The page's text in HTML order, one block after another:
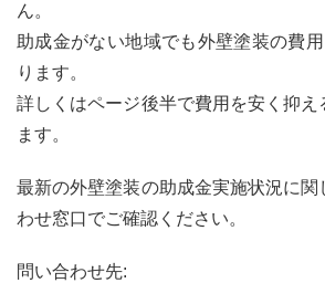
ん。
助成金がない地域でも外壁塗装の費
ります。
詳しくはページ後半で費用を安く抑え
ます。
最新の外壁塗装の助成金実施状況に関
わせ窓口でご確認ください。
問い合わせ先: